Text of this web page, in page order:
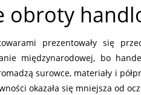
obroty
prezentowały się
międzynarodowej, bo
surowce, materiały i
okazała się mniejsza od